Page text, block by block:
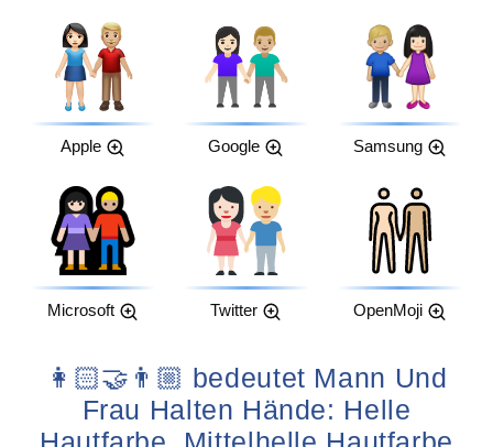
Apple Google Samsung
Microsoft Twitter OpenMoji
👩🏻‍🤝‍👨🏼 bedeutet Mann Und
Frau Halten Hände: Helle